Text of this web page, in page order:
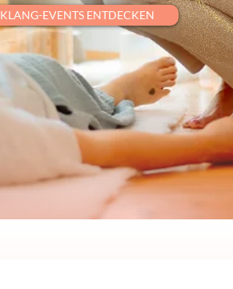
KLANG-EVENTS ENTDECKEN